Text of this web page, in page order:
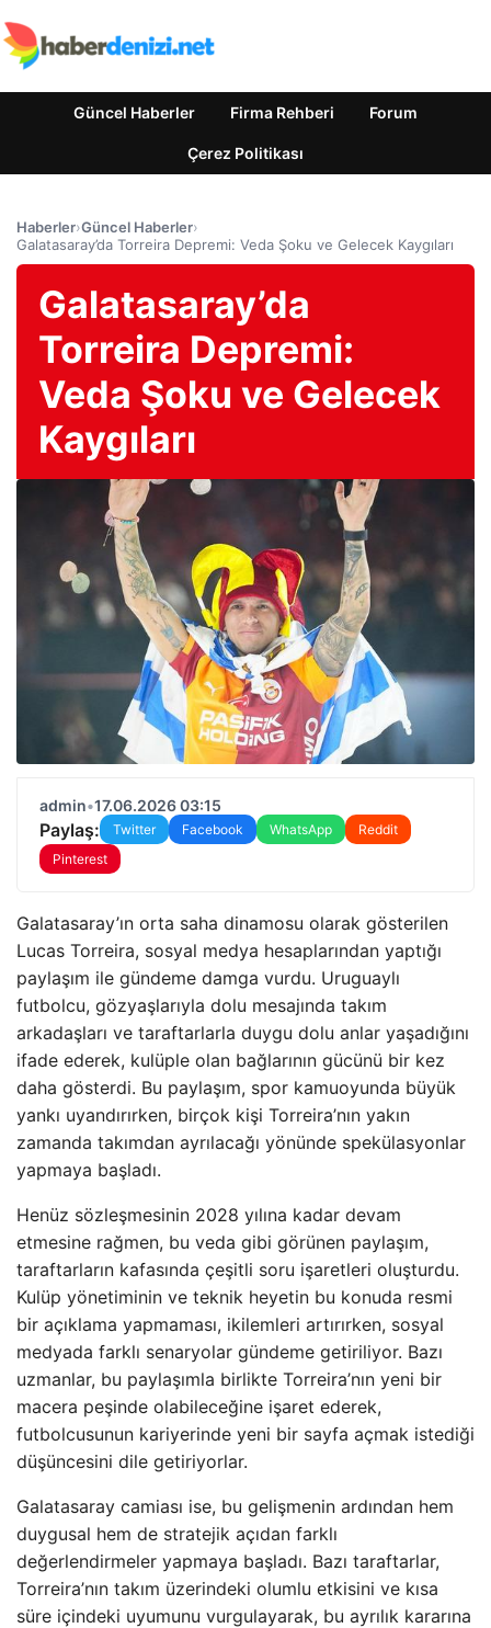
Güncel Haberler Firma Rehberi Forum
Çerez Politikası
Haberler›Güncel Haberler›
Galatasaray’da Torreira Depremi: Veda Şoku ve Gelecek Kaygıları
Galatasaray’da
Torreira Depremi:
Veda Şoku ve Gelecek
Kaygıları
admin•17.06.2026 03:15
Paylaş: Twitter Facebook WhatsApp
Reddit
Pinterest
Galatasaray’ın orta saha dinamosu olarak gösterilen
Lucas Torreira, sosyal medya hesaplarından yaptığı
paylaşım ile gündeme damga vurdu. Uruguaylı
futbolcu, gözyaşlarıyla dolu mesajında takım
arkadaşları ve taraftarlarla duygu dolu anlar yaşadığını
ifade ederek, kulüple olan bağlarının gücünü bir kez
daha gösterdi. Bu paylaşım, spor kamuoyunda büyük
yankı uyandırırken, birçok kişi Torreira’nın yakın
zamanda takımdan ayrılacağı yönünde spekülasyonlar
yapmaya başladı.
Henüz sözleşmesinin 2028 yılına kadar devam
etmesine rağmen, bu veda gibi görünen paylaşım,
taraftarların kafasında çeşitli soru işaretleri oluşturdu.
Kulüp yönetiminin ve teknik heyetin bu konuda resmi
bir açıklama yapmaması, ikilemleri artırırken, sosyal
medyada farklı senaryolar gündeme getiriliyor. Bazı
uzmanlar, bu paylaşımla birlikte Torreira’nın yeni bir
macera peşinde olabileceğine işaret ederek,
futbolcusunun kariyerinde yeni bir sayfa açmak istediği
düşüncesini dile getiriyorlar.
Galatasaray camiası ise, bu gelişmenin ardından hem
duygusal hem de stratejik açıdan farklı
değerlendirmeler yapmaya başladı. Bazı taraftarlar,
Torreira’nın takım üzerindeki olumlu etkisini ve kısa
süre içindeki uyumunu vurgulayarak, bu ayrılık kararına